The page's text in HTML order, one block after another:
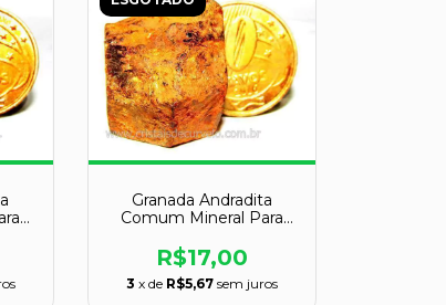
Granada Andradita
Comum Mineral Para
GC5706
R$17,00
3 x de R$5,67 sem juros